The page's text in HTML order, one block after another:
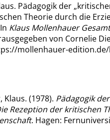
Pädagogik der „
Theorie durch die
Klaus Mollenhauer
von Cornelie
mollenhauer-
(1978). Pädagogik der
Rezeption der kritischen
. Hagen: